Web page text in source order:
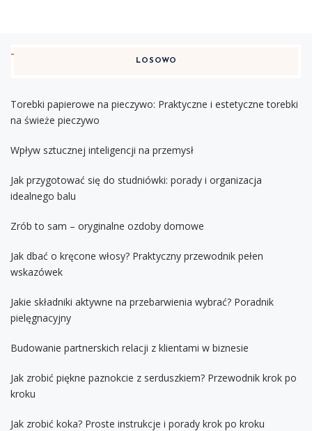
LOSOWO
Torebki papierowe na pieczywo: Praktyczne i estetyczne torebki
na świeże pieczywo
Wpływ sztucznej inteligencji na przemysł
Jak przygotować się do studniówki: porady i organizacja
idealnego balu
Zrób to sam – oryginalne ozdoby domowe
Jak dbać o kręcone włosy? Praktyczny przewodnik pełen
wskazówek
Jakie składniki aktywne na przebarwienia wybrać? Poradnik
pielęgnacyjny
Budowanie partnerskich relacji z klientami w biznesie
Jak zrobić piękne paznokcie z serduszkiem? Przewodnik krok po
kroku
Jak zrobić koka? Proste instrukcje i porady krok po kroku